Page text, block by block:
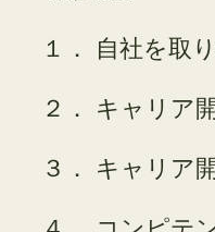
１． 自社を取
２． キャリア
３． キャリア